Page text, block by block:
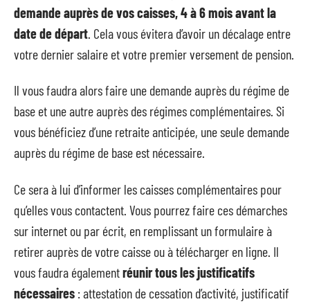
demande auprès de vos caisses, 4 à 6 mois avant la
date de départ . Cela vous évitera d’avoir un décalage entre
votre dernier salaire et votre premier versement de pension.
Il vous faudra alors faire une demande auprès du régime de
base et une autre auprès des régimes complémentaires. Si
vous bénéficiez d’une retraite anticipée, une seule demande
auprès du régime de base est nécessaire.
Ce sera à lui d’informer les caisses complémentaires pour
qu’elles vous contactent. Vous pourrez faire ces démarches
sur internet ou par écrit, en remplissant un formulaire à
retirer auprès de votre caisse ou à télécharger en ligne. Il
vous faudra égalementréunir tous les justificatifs
nécessaires : attestation de cessation d’activité, justificatif